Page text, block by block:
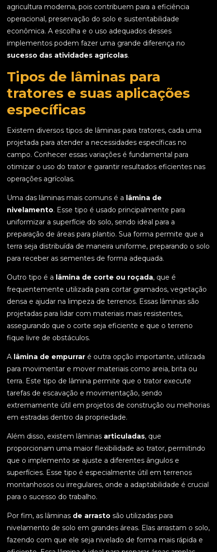
agricultura moderna, pois contribuem para a eficiência
operacional, preservação do solo e sustentabilidade
econômica. A escolha e o uso adequados desses
implementos podem fazer uma grande diferença no
sucesso das atividades agrícolas.
Tipos de lâminas para
tratores e suas aplicações
específicas
Existem diversos tipos de lâminas para tratores, cada uma
projetada para atender a necessidades específicas no
campo. Conhecer essas variações é fundamental para
otimizar o uso do trator e garantir resultados eficientes nas
operações agrícolas.
Uma das lâminas mais comuns é a lâmina de
nivelamento. Esse tipo é usado principalmente para
uniformizar a superfície do solo, sendo ideal para a
preparação de áreas para plantio. Sua forma permite que a
terra seja distribuída de maneira uniforme, preparando o solo
para receber as sementes de forma adequada.
Outro tipo é a lâmina de corte ou roçada, que é
frequentemente utilizada para cortar gramados, vegetação
densa e ajudar na limpeza de terrenos. Essas lâminas são
projetadas para lidar com materiais mais resistentes,
assegurando que o corte seja eficiente e que o terreno
fique livre de obstáculos.
A lâmina de empurrar é outra opção importante, utilizada
para movimentar e mover materiais como areia, brita ou
terra. Este tipo de lâmina permite que o trator execute
tarefas de escavação e movimentação, sendo
extremamente útil em projetos de construção ou melhorias
em estradas dentro da propriedade.
Além disso, existem lâminas articuladas, que
proporcionam uma maior flexibilidade ao trator, permitindo
que o implemento se ajuste a diferentes ângulos e
superfícies. Esse tipo é especialmente útil em terrenos
montanhosos ou irregulares, onde a adaptabilidade é crucial
para o sucesso do trabalho.
Por fim, as lâminas de arrasto são utilizadas para
nivelamento de solo em grandes áreas. Elas arrastam o solo,
fazendo com que ele seja nivelado de forma mais rápida e